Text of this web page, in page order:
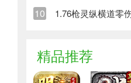
10
精品推荐